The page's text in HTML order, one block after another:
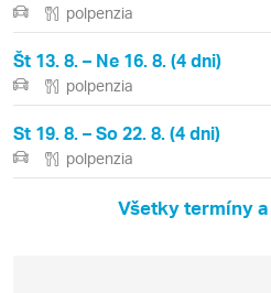
polpenzia
Št 13. 8. – Ne 16. 8. (4 dni)
polpenzia
St 19. 8. – So 22. 8. (4 dni)
polpenzia
Všetky termíny